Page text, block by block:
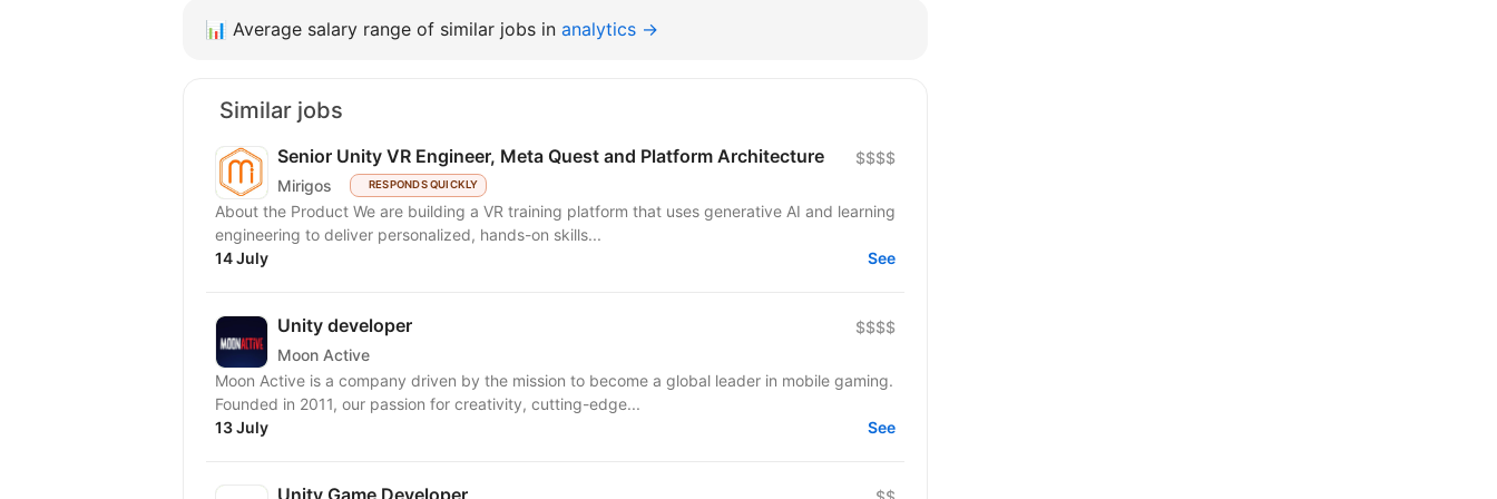
📊 Average salary range of similar jobs in analytics →
Similar jobs
Senior Unity VR Engineer, Meta Quest and Platform Architecture
Mirigos RESPONDS QUICKLY
$$$$
About the Product We are building a VR training platform that uses generative AI and learning
engineering to deliver personalized, hands-on skills...
14 July
See
Unity developer
Moon Active
$$$$
Moon Active is a company driven by the mission to become a global leader in mobile gaming.
Founded in 2011, our passion for creativity, cutting-edge...
13 July
See